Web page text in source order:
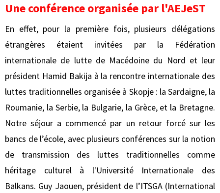
Une conférence organisée par l'AEJeST
En effet, pour la première fois, plusieurs délégations
étrangères étaient invitées par la Fédération
internationale de lutte de Macédoine du Nord et leur
président Hamid Bakija à la rencontre internationale des
luttes traditionnelles organisée à Skopje : la Sardaigne, la
Roumanie, la Serbie, la Bulgarie, la Grèce, et la Bretagne.
Notre séjour a commencé par un retour forcé sur les
bancs de l’école, avec plusieurs conférences sur la notion
de transmission des luttes traditionnelles comme
héritage culturel à l'Université Internationale des
Balkans. Guy Jaouen, président de l’ITSGA (International